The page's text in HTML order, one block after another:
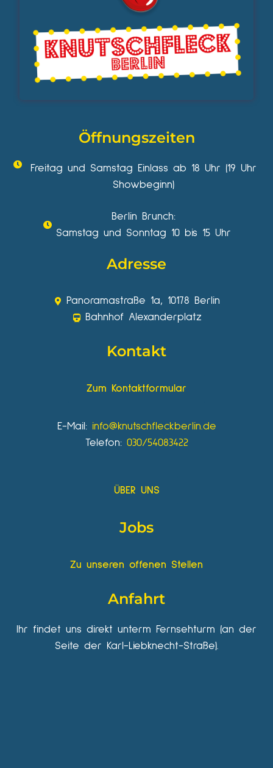
Öffnungszeiten
Freitag und Samstag Einlass ab 18 Uhr (19 Uhr
Showbeginn)
Berlin Brunch:
Samstag und Sonntag 10 bis 15 Uhr
Adresse
Panoramastraße 1a, 10178 Berlin
Bahnhof Alexanderplatz
Kontakt
Zum Kontaktformular
E-Mail: info@knutschfleckberlin.de
Telefon: 030/54083422
ÜBER UNS
Jobs
Zu unseren offenen Stellen
Anfahrt
Ihr findet uns direkt unterm Fernsehturm (an der
Seite der Karl-Liebknecht-Straße).